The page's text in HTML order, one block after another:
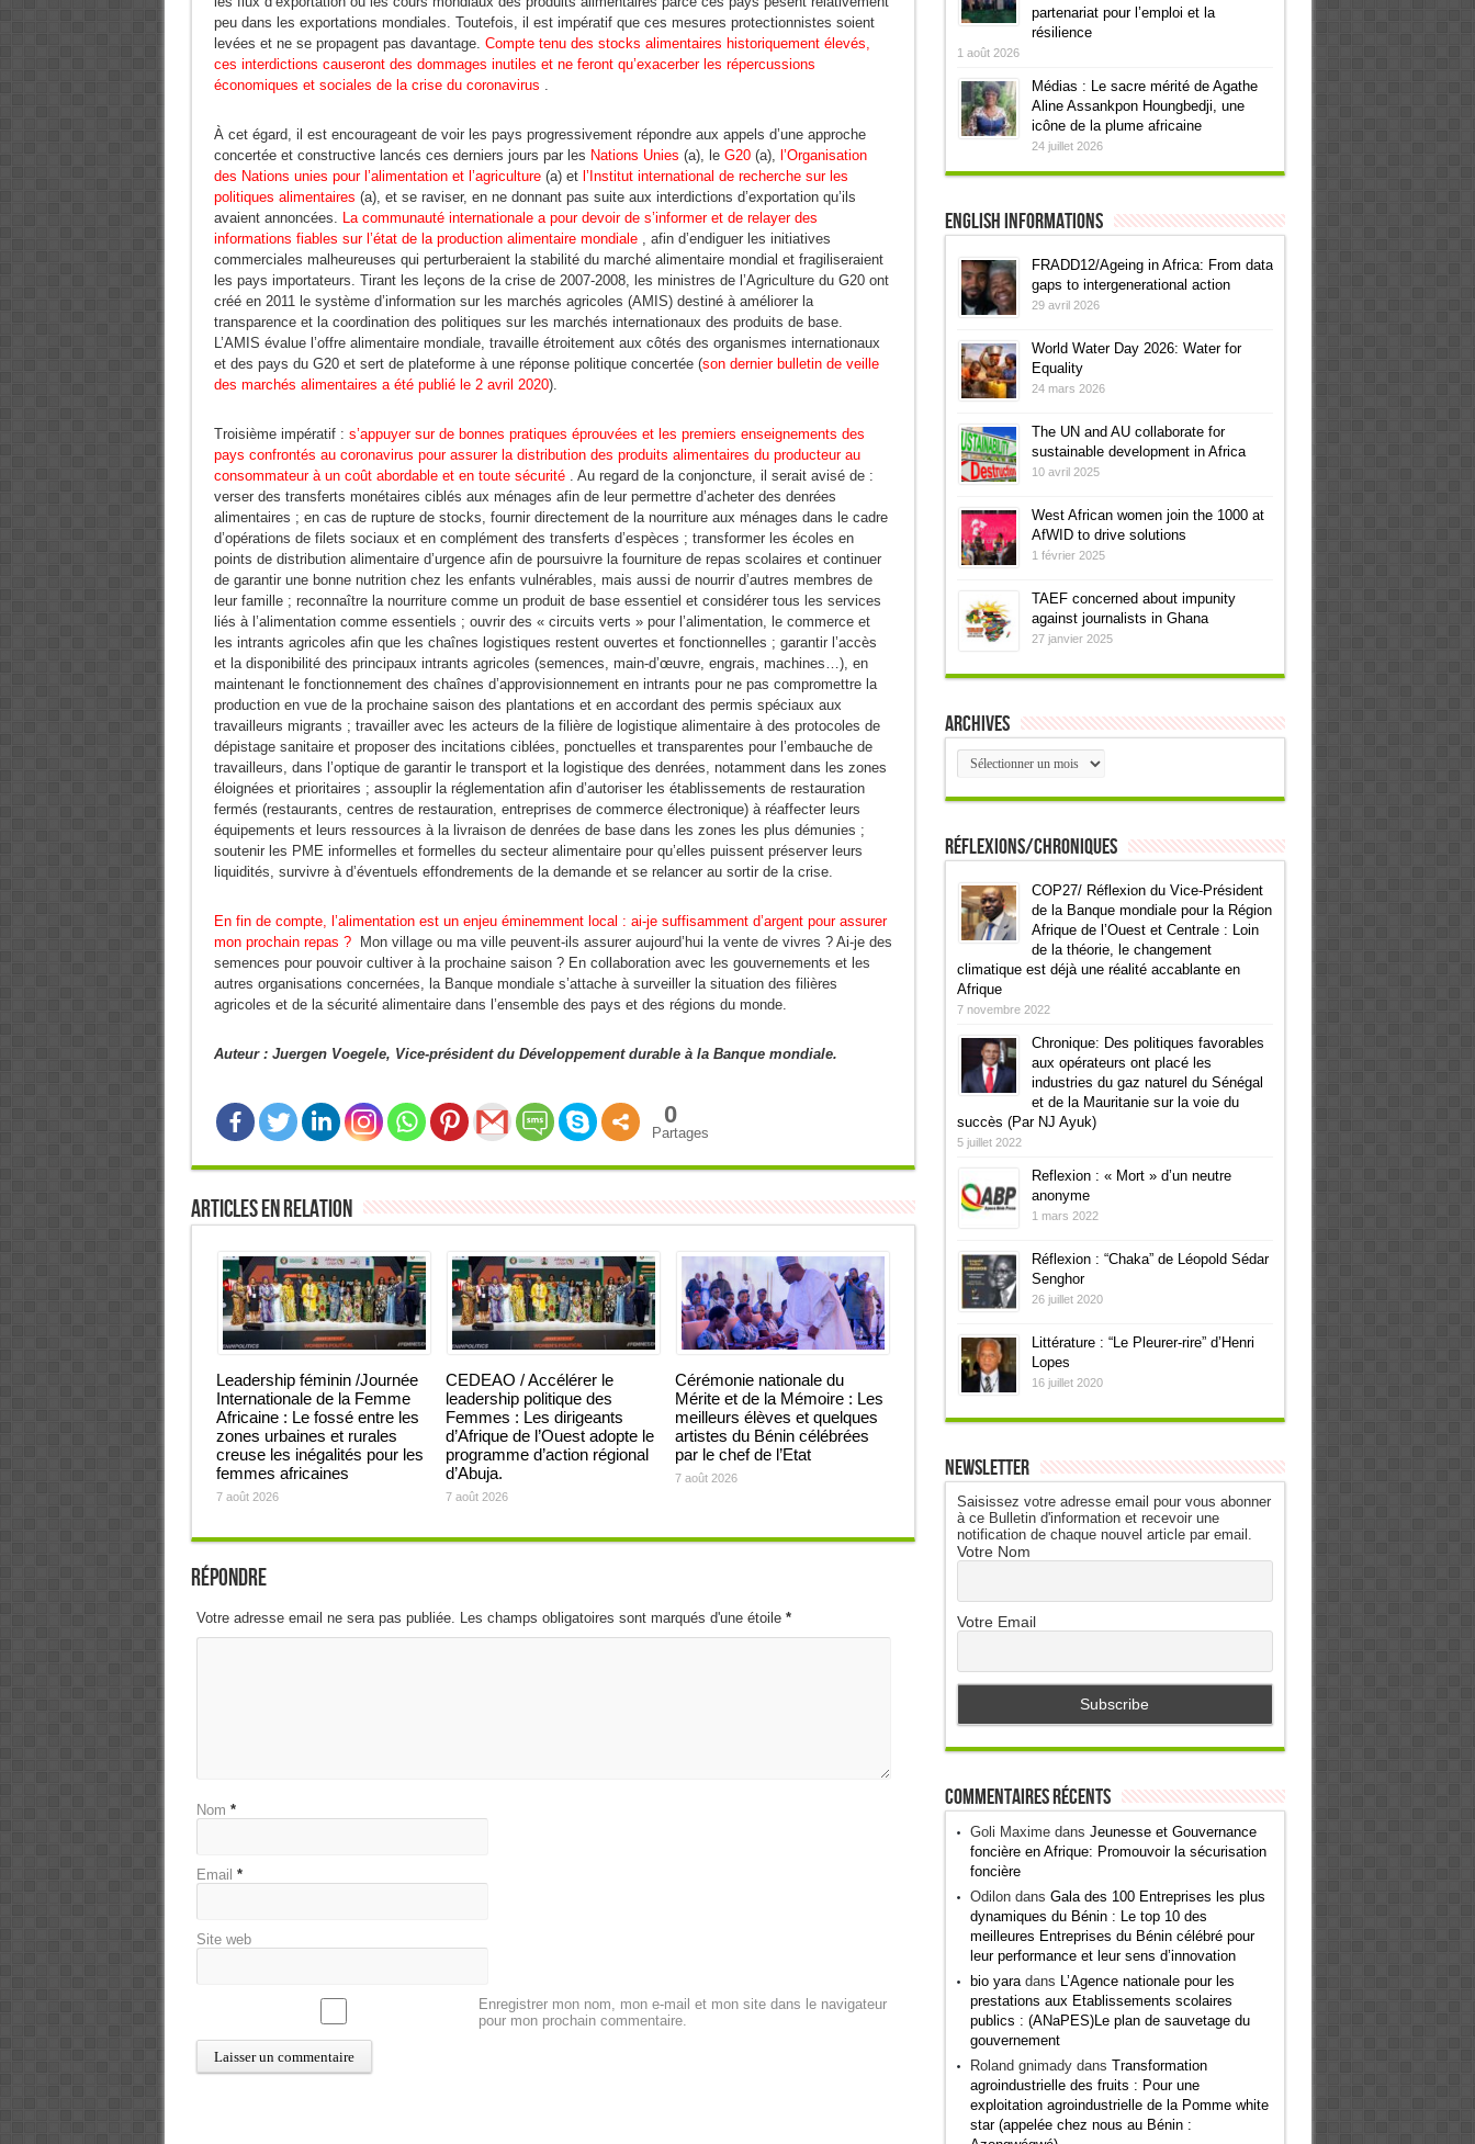
peu dans les exportations mondiales. Toutefois, il est impératif que ces mesures protectionnistes soient
levées et ne se propagent pas davantage. Compte tenu des stocks alimentaires historiquement élevés,
ces interdictions causeront des dommages inutiles et ne feront qu’exacerber les répercussions
économiques et sociales de la crise du coronavirus .
À cet égard, il est encourageant de voir les pays progressivement répondre aux appels d’une approche
concertée et constructive lancés ces derniers jours par les Nations Unies (a), le G20(a), l’Organisation
des Nations unies pour l’alimentation et l’agriculture(a) et l’Institut international de recherche sur les
politiques alimentaires (a), et se raviser, en ne donnant pas suite aux interdictions d’exportation qu’ils
avaient annoncées. La communauté internationale a pour devoir de s’informer et de relayer des
informations fiables sur l’état de la production alimentaire mondiale , afin d’endiguer les initiatives
commerciales malheureuses qui perturberaient la stabilité du marché alimentaire mondial et fragiliseraient
les pays importateurs. Tirant les leçons de la crise de 2007-2008, les ministres de l’Agriculture du G20 ont
créé en 2011 le système d’information sur les marchés agricoles (AMIS) destiné à améliorer la
transparence et la coordination des politiques sur les marchés internationaux des produits de base.
L’AMIS évalue l’offre alimentaire mondiale, travaille étroitement aux côtés des organismes internationaux
et des pays du G20 et sert de plateforme à une réponse politique concertée (son dernier bulletin de veille
des marchés alimentaires a été publié le 2 avril 2020).
Troisième impératif : s’appuyer sur de bonnes pratiques éprouvées et les premiers enseignements des
pays confrontés au coronavirus pour assurer la distribution des produits alimentaires du producteur au
consommateur à un coût abordable et en toute sécurité . Au regard de la conjoncture, il serait avisé de :
verser des transferts monétaires ciblés aux ménages afin de leur permettre d’acheter des denrées
alimentaires ; en cas de rupture de stocks, fournir directement de la nourriture aux ménages dans le cadre
d’opérations de filets sociaux et en complément des transferts d’espèces ; transformer les écoles en
points de distribution alimentaire d’urgence afin de poursuivre la fourniture de repas scolaires et continuer
de garantir une bonne nutrition chez les enfants vulnérables, mais aussi de nourrir d’autres membres de
leur famille ; reconnaître la nourriture comme un produit de base essentiel et considérer tous les services
liés à l’alimentation comme essentiels ; ouvrir des « circuits verts » pour l’alimentation, le commerce et
les intrants agricoles afin que les chaînes logistiques restent ouvertes et fonctionnelles ; garantir l’accès
et la disponibilité des principaux intrants agricoles (semences, main-d’œuvre, engrais, machines…), en
maintenant le fonctionnement des chaînes d’approvisionnement en intrants pour ne pas compromettre la
production en vue de la prochaine saison des plantations et en accordant des permis spéciaux aux
travailleurs migrants ; travailler avec les acteurs de la filière de logistique alimentaire à des protocoles de
dépistage sanitaire et proposer des incitations ciblées, ponctuelles et transparentes pour l’embauche de
travailleurs, dans l’optique de garantir le transport et la logistique des denrées, notamment dans les zones
éloignées et prioritaires ; assouplir la réglementation afin d’autoriser les établissements de restauration
fermés (restaurants, centres de restauration, entreprises de commerce électronique) à réaffecter leurs
équipements et leurs ressources à la livraison de denrées de base dans les zones les plus démunies ;
soutenir les PME informelles et formelles du secteur alimentaire pour qu’elles puissent préserver leurs
liquidités, survivre à d’éventuels effondrements de la demande et se relancer au sortir de la crise.
En fin de compte, l’alimentation est un enjeu éminemment local : ai-je suffisamment d’argent pour assurer
mon prochain repas ?
Mon village ou ma ville peuvent-ils assurer aujourd’hui la vente de vivres ? Ai-je des
semences pour pouvoir cultiver à la prochaine saison ? En collaboration avec les gouvernements et les
autres organisations concernées, la Banque mondiale s’attache à surveiller la situation des filières
agricoles et de la sécurité alimentaire dans l’ensemble des pays et des régions du monde.
Auteur : Juergen Voegele, Vice-président du Développement durable à la Banque mondiale.
0
Partages
Articles en relation
Leadership féminin /Journée
Internationale de la Femme
Africaine : Le fossé entre les
zones urbaines et rurales
creuse les inégalités pour les
femmes africaines
7 août 2026
CEDEAO / Accélérer le
leadership politique des
Femmes : Les dirigeants
d’Afrique de l’Ouest adopte le
programme d’action régional
d’Abuja.
7 août 2026
Cérémonie nationale du
Mérite et de la Mémoire : Les
meilleurs élèves et quelques
artistes du Bénin célébrées
par le chef de l’Etat
7 août 2026
Répondre
Votre adresse email ne sera pas publiée. Les champs obligatoires sont marqués d'une étoile *
Nom *
Email *
Site web
Enregistrer mon nom, mon e-mail et mon site dans le navigateur
pour mon prochain commentaire.
partenariat pour l’emploi et la
résilience
1 août 2026
Médias : Le sacre mérité de Agathe
Aline Assankpon Houngbedji, une
icône de la plume africaine
24 juillet 2026
English informations
FRADD12/Ageing in Africa: From data
gaps to intergenerational action
29 avril 2026
World Water Day 2026: Water for
Equality
24 mars 2026
The UN and AU collaborate for
sustainable development in Africa
10 avril 2025
West African women join the 1000 at
AfWID to drive solutions
1 février 2025
TAEF concerned about impunity
against journalists in Ghana
27 janvier 2025
Archives
Archives
Réflexions/Chroniques
COP27/ Réflexion du Vice-Président
de la Banque mondiale pour la Région
Afrique de l’Ouest et Centrale : Loin
de la théorie, le changement
climatique est déjà une réalité accablante en
Afrique
7 novembre 2022
Chronique: Des politiques favorables
aux opérateurs ont placé les
industries du gaz naturel du Sénégal
et de la Mauritanie sur la voie du
succès (Par NJ Ayuk)
5 juillet 2022
Reflexion : « Mort » d’un neutre
anonyme
1 mars 2022
Réflexion : “Chaka” de Léopold Sédar
Senghor
26 juillet 2020
Littérature : “Le Pleurer-rire” d’Henri
Lopes
16 juillet 2020
Newsletter
Saisissez votre adresse email pour vous abonner
à ce Bulletin d'information et recevoir une
notification de chaque nouvel article par email.
Votre Nom
Votre Email
Commentaires récents
Goli Maximedans Jeunesse et Gouvernance
foncière en Afrique: Promouvoir la sécurisation
foncière
Odilondans Gala des 100 Entreprises les plus
dynamiques du Bénin : Le top 10 des
meilleures Entreprises du Bénin célébré pour
leur performance et leur sens d’innovation
bio yaradans L’Agence nationale pour les
prestations aux Etablissements scolaires
publics : (ANaPES)Le plan de sauvetage du
gouvernement
Roland gnimadydans Transformation
agroindustrielle des fruits : Pour une
exploitation agroindustrielle de la Pomme white
star (appelée chez nous au Bénin :